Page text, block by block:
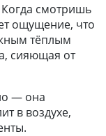
смотришь
ощущение, что
тёплым
сияющая от
— она
в воздухе,